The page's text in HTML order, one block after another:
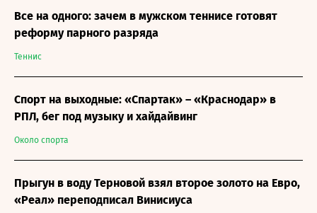
Теннис
Все на одного: зачем в мужском теннисе готовят
реформу парного разряда
Около спорта
Спорт на выходные: «Спартак» – «Краснодар» в
РПЛ, бег под музыку и хайдайвинг
Прыгун в воду Терновой взял второе золото на Евро,
«Реал» переподписал Винисиуса